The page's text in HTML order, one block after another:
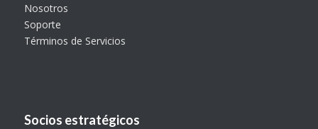
Nosotros
Soporte
Términos de Servicios
Socios estratégicos